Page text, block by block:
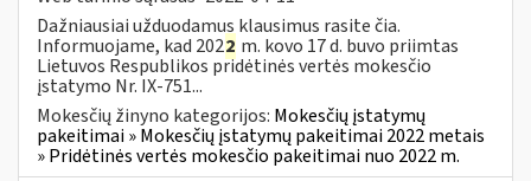
Dažniausiai užduodamus klausimus rasite čia.
Informuojame, kad 2022 m. kovo 17 d. buvo priimtas
Lietuvos Respublikos pridėtinės vertės mokesčio
įstatymo Nr. IX-751...
Mokesčių žinyno kategorijos: Mokesčių įstatymų
pakeitimai » Mokesčių įstatymų pakeitimai 2022 metais
» Pridėtinės vertės mokesčio pakeitimai nuo 2022 m.